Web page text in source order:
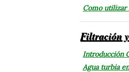
Como utilizar
Filtración
Introducción
Agua turbia